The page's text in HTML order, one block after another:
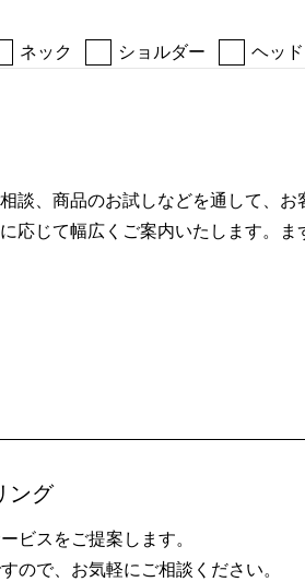
ネック ショルダー ヘッド
談、商品のお試しなどを通して、お
応じて幅広くご案内いたします。ま
ング
ビスをご提案します。
ので、お気軽にご相談ください。